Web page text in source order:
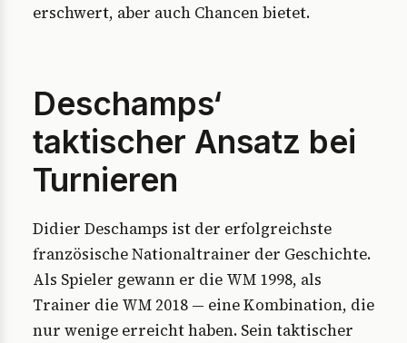
erschwert, aber auch Chancen bietet.
Deschamps‘
taktischer Ansatz bei
Turnieren
Didier Deschamps ist der erfolgreichste
französische Nationaltrainer der Geschichte.
Als Spieler gewann er die WM 1998, als
Trainer die WM 2018 — eine Kombination, die
nur wenige erreicht haben. Sein taktischer